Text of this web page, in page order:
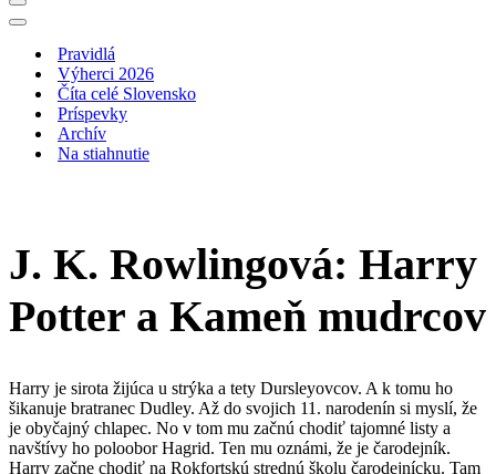
Menu
navigácie
Menu
navigáciePravidlá
Výherci 2026
Číta celé Slovensko
Príspevky
Archív
Na stiahnutie
J. K. Rowlingová: Harry
Potter a Kameň mudrcov
Harry je sirota žijúca u strýka a tety Dursleyovcov. A k tomu ho
šikanuje bratranec Dudley. Až do svojich 11. narodenín si myslí, že
je obyčajný chlapec. No v tom mu začnú chodiť tajomné listy a
navštívy ho poloobor Hagrid. Ten mu oznámi, že je čarodejník.
Harry začne chodiť na Rokfortskú strednú školu čarodejnícku. Tam